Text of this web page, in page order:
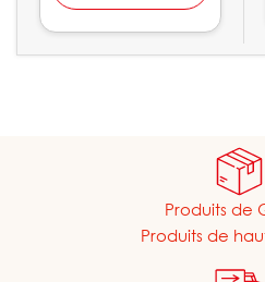
Produits de
Produits de